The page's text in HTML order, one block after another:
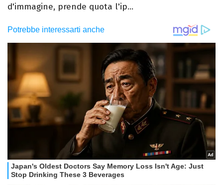
d'immagine, prende quota l'ip...